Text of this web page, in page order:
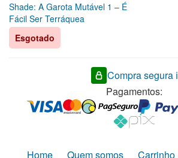
Shade: A Garota Mutável 1 – É
Fácil Ser Terráquea
Esgotado
Compra segura ℹ️
Pagamentos:
Home Quem somos Carrinho